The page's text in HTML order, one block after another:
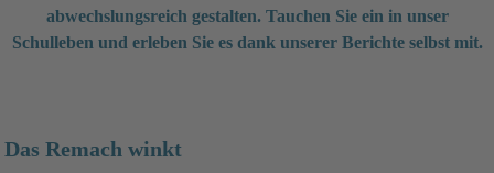
abwechslungsreich gestalten. Tauchen Sie ein in unser
Schulleben und erleben Sie es dank unserer Berichte selbst mit.
Das Remach winkt